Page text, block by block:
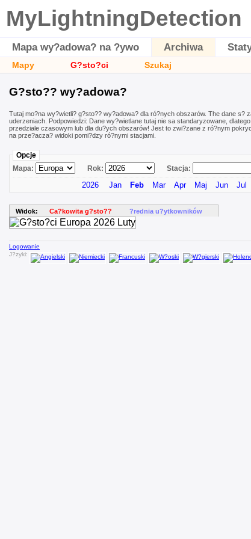
MyLightningDetection
Mapa wy?adowa? na ?ywo Archiwa
Mapy G?sto?ci Szukaj
G?sto?? wy?adowa?
Tutaj mo?na wy?wietli? g?sto?? wy?adowa? dla ró?nych obszarów. The dane s?
uderzeniach. Podpowiedzi: Dane wy?wietlane tutaj nie sa standaryzowane,
przedziale czasowym lub dla du?ych obszarów! Jest to zwi?zane z ró?nym
na prze?acza? widoki pomi?dzy ró?nymi stacjami.
Opcje
Mapa:
Rok: Stacja:
2026 Jan Feb Mar Apr Maj Jun Jul
Widok: Ca?kowita g?sto?? ?rednia u?ytkowników
Logowanie
J?zyki: